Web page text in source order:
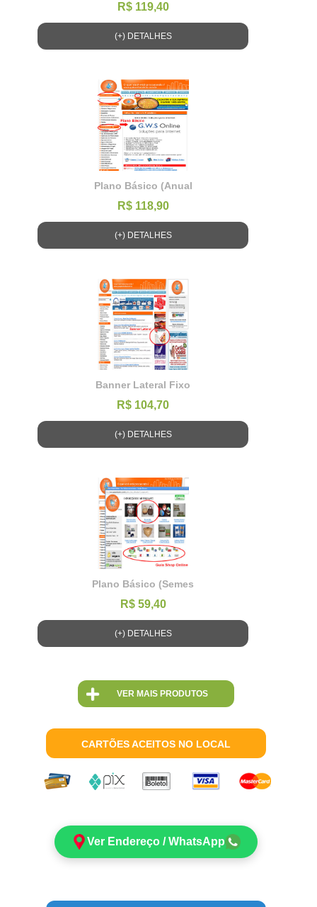
R$ 119,40
(+) DETALHES
Plano Básico (Anual
R$ 118,90
(+) DETALHES
Banner Lateral Fixo
R$ 104,70
(+) DETALHES
Plano Básico (Semes
R$ 59,40
(+) DETALHES
VER MAIS PRODUTOS
CARTÕES ACEITOS NO LOCAL
Ver Endereço / WhatsApp